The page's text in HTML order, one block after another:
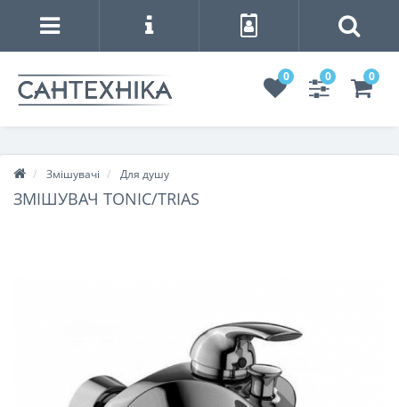
0 0 0
Змішувачі Для душу
ЗМІШУВАЧ TONIC/TRIAS